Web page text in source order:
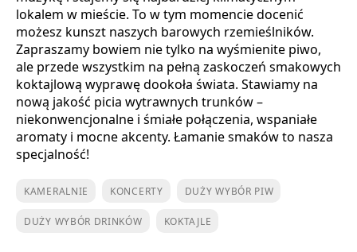
lokalem w mieście. To w tym momencie docenić
możesz kunszt naszych barowych rzemieślników.
Zapraszamy bowiem nie tylko na wyśmienite piwo,
ale przede wszystkim na pełną zaskoczeń smakowych
koktajlową wyprawę dookoła świata. Stawiamy na
nową jakość picia wytrawnych trunków –
niekonwencjonalne i śmiałe połączenia, wspaniałe
aromaty i mocne akcenty. Łamanie smaków to nasza
specjalność!
KAMERALNIE KONCERTY DUŻY WYBÓR PIW
DUŻY WYBÓR DRINKÓW KOKTAJLE